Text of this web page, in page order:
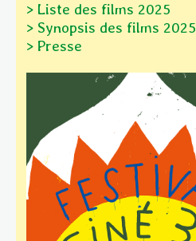
> Liste des films 2025
> Synopsis des films 2025
> Presse